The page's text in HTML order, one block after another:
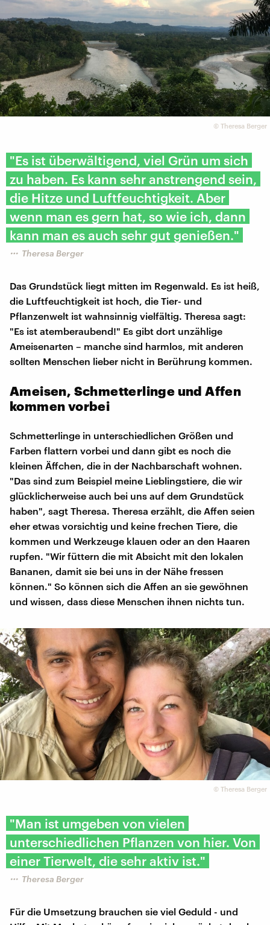
© Theresa Berger
"Es ist überwältigend, viel Grün um sich
zu haben. Es kann sehr anstrengend sein,
die Hitze und Luftfeuchtigkeit. Aber
wenn man es gern hat, so wie ich, dann
kann man es auch sehr gut genießen."
Theresa Berger
Das Grundstück liegt mitten im Regenwald. Es ist heiß,
die Luftfeuchtigkeit ist hoch, die Tier- und
Pflanzenwelt ist wahnsinnig vielfältig. Theresa sagt:
"Es ist atemberaubend!" Es gibt dort unzählige
Ameisenarten – manche sind harmlos, mit anderen
sollten Menschen lieber nicht in Berührung kommen.
Ameisen, Schmetterlinge und Affen
kommen vorbei
Schmetterlinge in unterschiedlichen Größen und
Farben flattern vorbei und dann gibt es noch die
kleinen Äffchen, die in der Nachbarschaft wohnen.
"Das sind zum Beispiel meine Lieblingstiere, die wir
glücklicherweise auch bei uns auf dem Grundstück
haben", sagt Theresa. Theresa erzählt, die Affen seien
eher etwas vorsichtig und keine frechen Tiere, die
kommen und Werkzeuge klauen oder an den Haaren
rupfen. "Wir füttern die mit Absicht mit den lokalen
Bananen, damit sie bei uns in der Nähe fressen
können." So können sich die Affen an sie gewöhnen
und wissen, dass diese Menschen ihnen nichts tun.
© Theresa Berger
"Man ist umgeben von vielen
unterschiedlichen Pflanzen von hier. Von
einer Tierwelt, die sehr aktiv ist."
Theresa Berger
Für die Umsetzung brauchen sie viel Geduld - und